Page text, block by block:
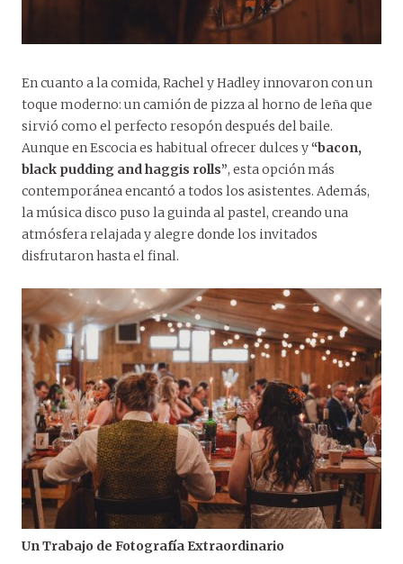
En cuanto a la comida, Rachel y Hadley innovaron con un
toque moderno: un camión de pizza al horno de leña que
sirvió como el perfecto resopón después del baile.
Aunque en Escocia es habitual ofrecer dulces y “bacon,
black pudding and haggis rolls”, esta opción más
contemporánea encantó a todos los asistentes. Además,
la música disco puso la guinda al pastel, creando una
atmósfera relajada y alegre donde los invitados
disfrutaron hasta el final.
Un Trabajo de Fotografía Extraordinario